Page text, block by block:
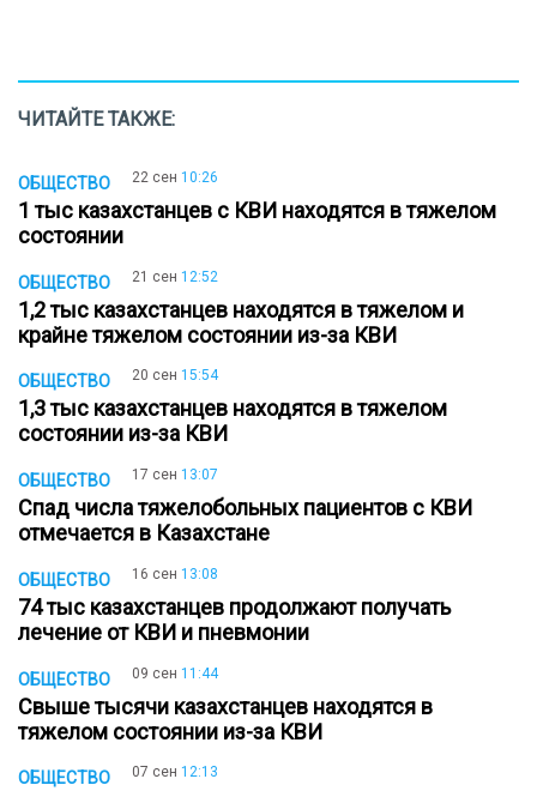
ЧИТАЙТЕ ТАКЖЕ:
ОБЩЕСТВО 22 сен 10:26
1 тыс казахстанцев с КВИ находятся в тяжелом
состоянии
ОБЩЕСТВО 21 сен 12:52
1,2 тыс казахстанцев находятся в тяжелом и
крайне тяжелом состоянии из-за КВИ
ОБЩЕСТВО 20 сен 15:54
1,3 тыс казахстанцев находятся в тяжелом
состоянии из-за КВИ
ОБЩЕСТВО 17 сен 13:07
Спад числа тяжелобольных пациентов с КВИ
отмечается в Казахстане
ОБЩЕСТВО 16 сен 13:08
74 тыс казахстанцев продолжают получать
лечение от КВИ и пневмонии
ОБЩЕСТВО 09 сен 11:44
Свыше тысячи казахстанцев находятся в
тяжелом состоянии из-за КВИ
ОБЩЕСТВО 07 сен 12:13